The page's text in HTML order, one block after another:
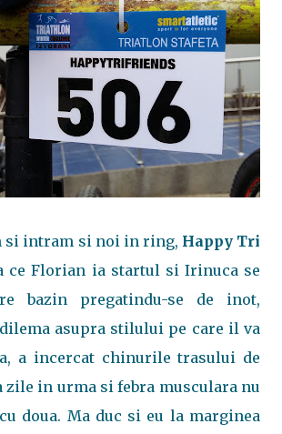
si intram si noi in ring, Happy Tri
ce Florian ia startul si Irinuca se
bazin pregatindu-se de inot,
asupra stilului pe care il va
a incercat chinurile trasului de
zile in urma si febra musculara nu
doua. Ma duc si eu la marginea